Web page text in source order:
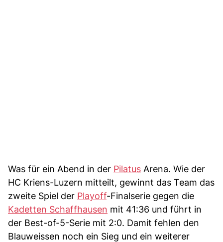
Was für ein Abend in der Pilatus Arena. Wie der
HC Kriens-Luzern mitteilt, gewinnt das Team das
zweite Spiel der Playoff-Finalserie gegen die
Kadetten Schaffhausen mit 41:36 und führt in
der Best-of-5-Serie mit 2:0. Damit fehlen den
Blauweissen noch ein Sieg und ein weiterer